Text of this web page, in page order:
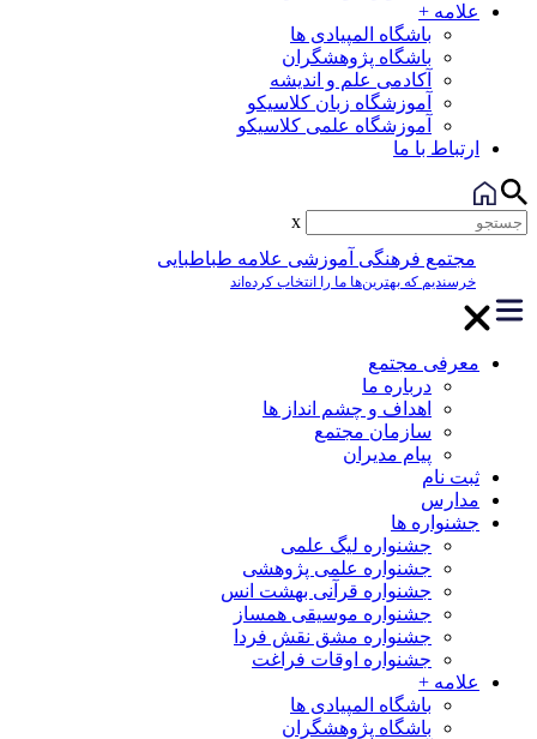
علامه +
باشگاه المپیادی ها
باشگاه پژوهشگران
آکادمی علم و اندیشه
آموزشگاه زبان کلاسیکو
آموزشگاه علمی کلاسیکو
ارتباط با ما
مجتمع فرهنگی آموزشی علامه طباطبایی
خرسندیم که بهترین‌ها ما را انتخاب کرده‌اند
معرفی مجتمع
درباره ما
اهداف و چشم انداز ها
سازمان مجتمع
پیام مدیران
ثبت نام
مدارس
جشنواره ها
جشنواره لیگ علمی
جشنواره علمی پژوهشی
جشنواره قرآنی بهشت انس
جشنواره موسیقی همساز
جشنواره مشق نقش فردا
جشنواره اوقات فراغت
علامه +
باشگاه المپیادی ها
باشگاه پژوهشگران